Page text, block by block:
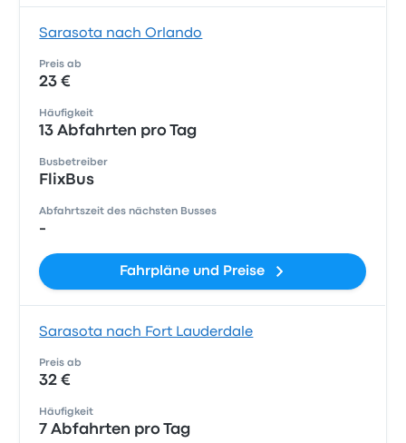
Sarasota nach Orlando
Preis ab
23 €
Häufigkeit
13 Abfahrten pro Tag
Busbetreiber
FlixBus
Abfahrtszeit des nächsten Busses
-
Fahrpläne und Preise
Sarasota nach Fort Lauderdale
Preis ab
32 €
Häufigkeit
7 Abfahrten pro Tag